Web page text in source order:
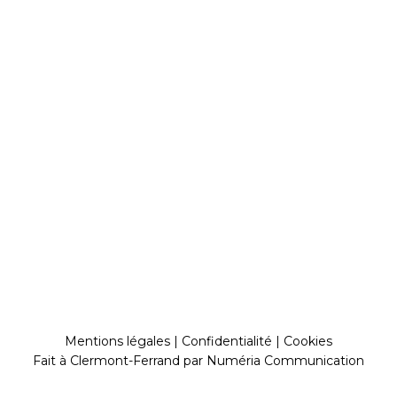
Mentions légales| Confidentialité | Cookies
Fait à Clermont-Ferrand par Numéria Communication